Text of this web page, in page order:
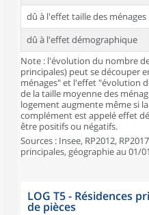
dû à l'effet taille des ménages
dû à l'effet démographique
Note : l'évolution du nombre
principales) peut se découper
ménages" et l'effet "évolution
de la taille moyenne des
logement augmente même si
complément est appelé effet
être positifs ou négatifs.
Sources : Insee, RP2012,
principales, géographie au 01/
LOG T5 - Résidences
de pièces